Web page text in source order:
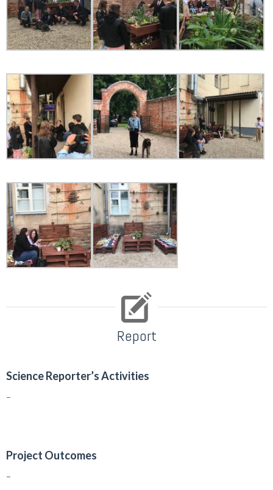
Report
Science Reporter’s Activities
–
Project Outcomes
–